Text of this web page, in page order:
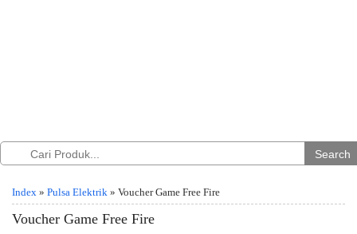
Search
Index » Pulsa Elektrik » Voucher Game Free Fire
Voucher Game Free Fire